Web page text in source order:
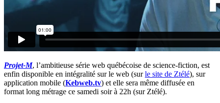
Projet-M, l’ambitieuse série web québécoise de science-fiction, est
enfin disponible en intégralité sur le web (surle site de Ztélé), sur
application mobile (Kebweb.tv) et elle sera même diffusée en
format long métrage ce samedi soir à 22h (sur Ztélé).